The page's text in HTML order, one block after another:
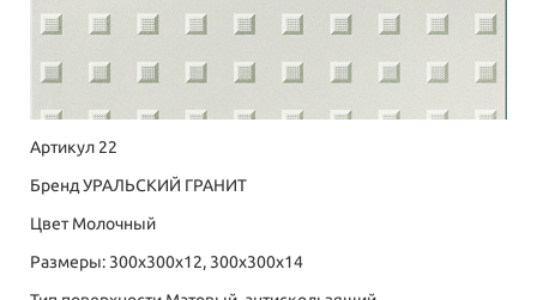
Артикул 22
Бренд УРАЛЬСКИЙ ГРАНИТ
Цвет Молочный
Размеры: 300х300х12, 300х300х14